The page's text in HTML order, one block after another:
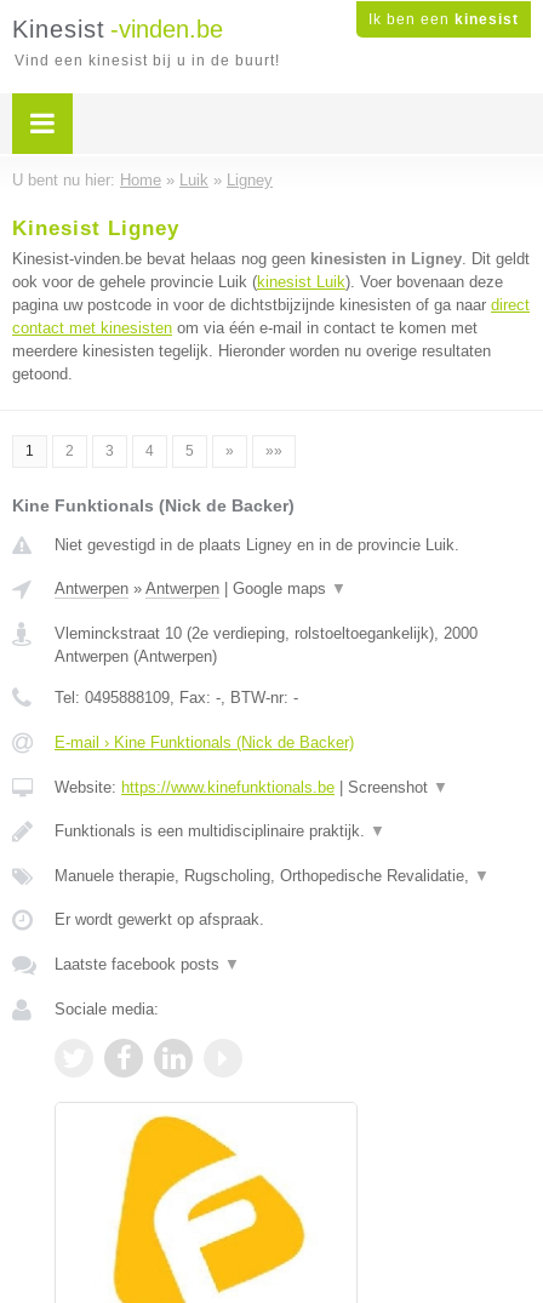
Ik ben een kinesist
Kinesist -vinden.be
Vind een kinesist bij u in de buurt!
U bent nu hier: Home » Luik » Ligney
Kinesist Ligney
Kinesist-vinden.be bevat helaas nog geen kinesisten in Ligney. Dit geldt
ook voor de gehele provincie Luik (kinesist Luik). Voer bovenaan deze
pagina uw postcode in voor de dichtstbijzijnde kinesisten of ga naar direct
contact met kinesisten om via één e-mail in contact te komen met
meerdere kinesisten tegelijk. Hieronder worden nu overige resultaten
getoond.
1 2 3 4 5 » »»
Kine Funktionals (Nick de Backer)
Niet gevestigd in de plaats Ligney en in de provincie Luik.
Antwerpen » Antwerpen Google maps ▼
Vleminckstraat 10 (2e verdieping, rolstoeltoegankelijk), 2000
Antwerpen (Antwerpen)
Tel: 0495888109, Fax: -, BTW-nr: -
E-mail › Kine Funktionals (Nick de Backer)
Website: https://www.kinefunktionals.be Screenshot ▼
Funktionals is een multidisciplinaire praktijk. ▼
Manuele therapie, Rugscholing, Orthopedische Revalidatie, ▼
Er wordt gewerkt op afspraak.
Laatste facebook posts ▼
Sociale media: